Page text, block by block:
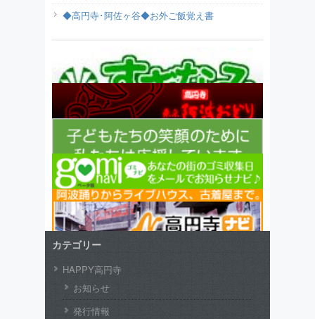
◆高円寺･阿佐ヶ谷◆お外ご飯覚え書
カテゴリー
HAPPY高円寺
お知らせ
発行情報